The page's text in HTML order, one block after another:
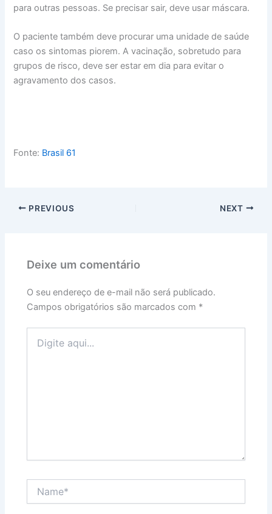
para outras pessoas. Se precisar sair, deve usar máscara.
O paciente também deve procurar uma unidade de saúde
caso os sintomas piorem. A vacinação, sobretudo para
grupos de risco, deve ser estar em dia para evitar o
agravamento dos casos.
Fonte: Brasil 61
PREVIOUS NEXT
Deixe um comentário
O seu endereço de e-mail não será publicado.
Campos obrigatórios são marcados com *
aqui...